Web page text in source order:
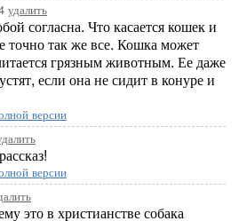
удалить
согласна. Что касается кошек и
точно так же все. Кошка может
грязным животным. Ее даже
если она не сидит в конуре и
версии
версии
это в христианстве собака